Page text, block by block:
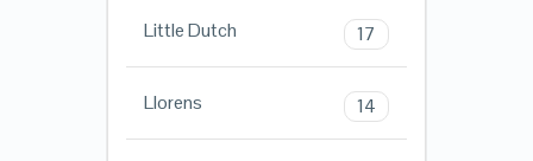
Little Dutch 17
Llorens 14